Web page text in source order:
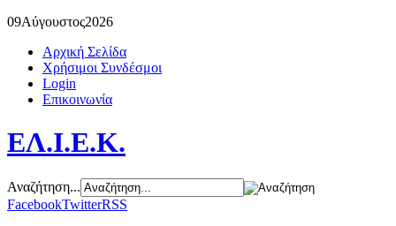
09Αύγουστος2026
Αρχική Σελίδα
Χρήσιμοι Συνδέσμοι
Login
Επικοινωνία
ΕΛ.Ι.Ε.Κ.
Αναζήτηση...
FacebookTwitterRSS